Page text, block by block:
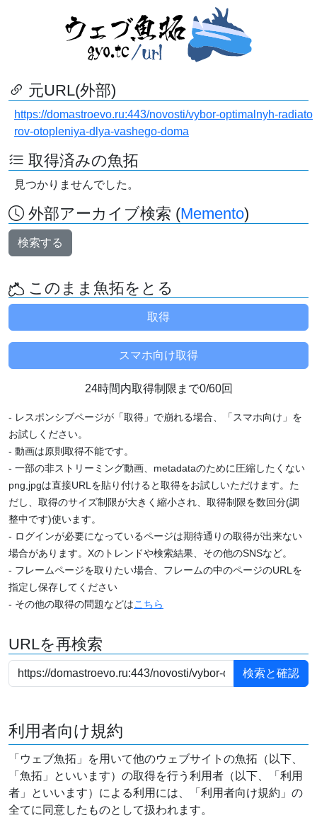
元URL(外部)
https://domastroevo.ru:443/novosti/vybor-optimalnyh-radiato
rov-otopleniya-dlya-vashego-doma
取得済みの魚拓
見つかりませんでした。
外部アーカイブ検索 (Memento)
検索する
このまま魚拓をとる
24時間内取得制限まで0/60回
- レスポンシブページが「取得」で崩れる場合、「スマホ向け」を
お試しください。
- 動画は原則取得不能です。
- 一部の非ストリーミング動画、metadataのために圧縮したくない
png,jpgは直接URLを貼り付けると取得をお試しいただけます。た
だし、取得のサイズ制限が大きく縮小され、取得制限を数回分(調
整中です)使います。
- ログインが必要になっているページは期待通りの取得が出来ない
場合があります。Xのトレンドや検索結果、その他のSNSなど。
- フレームページを取りたい場合、フレームの中のページのURLを
指定し保存してください
- その他の取得の問題などはこちら
URLを再検索
利用者向け規約
「ウェブ魚拓」を用いて他のウェブサイトの魚拓（以下、
「魚拓」といいます）の取得を行う利用者（以下、「利用
者」といいます）による利用には、「利用者向け規約」の
全てに同意したものとして扱われます。